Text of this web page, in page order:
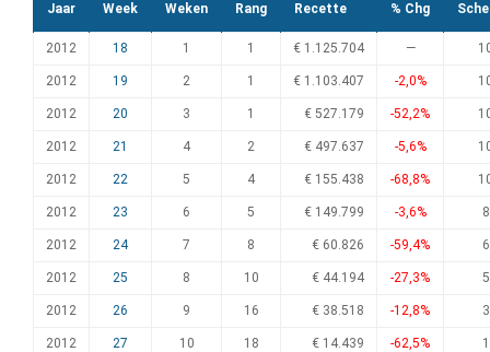
Jaar Week Weken Rang Recette % Chg
2012 18 1 1 € 1.125.704 —
2012 19 2 1 € 1.103.407 -2,0%
2012 20 3 1 € 527.179 -52,2%
2012 21 4 2 € 497.637 -5,6%
2012 22 5 4 € 155.438 -68,8%
2012 23 6 5 € 149.799 -3,6%
2012 24 7 8 € 60.826 -59,4%
2012 25 8 10 € 44.194 -27,3%
2012 26 9 16 € 38.518 -12,8%
2012 27 10 18 € 14.439 -62,5%